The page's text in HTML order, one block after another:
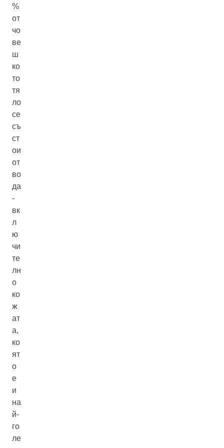
%
от
чо
ве
ш
ко
то
тя
ло
се
съ
ст
ои
от
во
да
-
вк
л
ю
чи
те
лн
о
ко
ж
ат
а,
ко
ят
о
е
и
на
й-
го
ле